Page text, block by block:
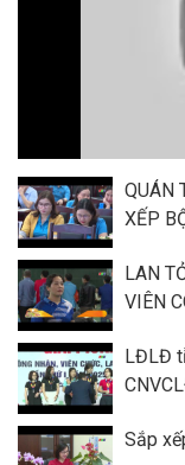
QUÁN
XẾP
LAN
VIÊN
LĐLĐ
Sắp